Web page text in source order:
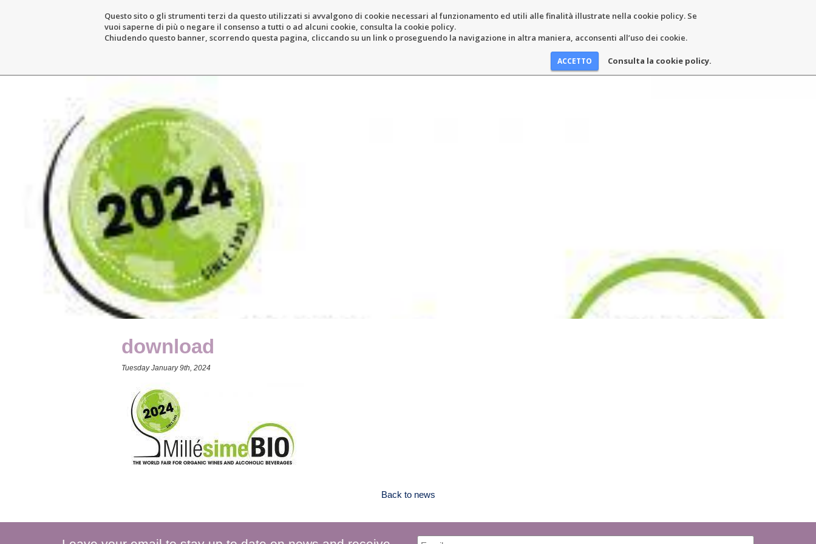
Questo sito o gli strumenti terzi da questo utilizzati si avvalgono di cookie necessari al funzionamento ed utili alle finalità illustrate nella cookie policy. Se
vuoi saperne di più o negare il consenso a tutti o ad alcuni cookie, consulta la cookie policy.
Chiudendo questo banner, scorrendo questa pagina, cliccando su un link o proseguendo la navigazione in altra maniera, acconsenti all’uso dei cookie.
Consulta la cookie policy.
THE ESTATE WINERY RESORT
download
Tuesday January 9th, 2024
Back to news